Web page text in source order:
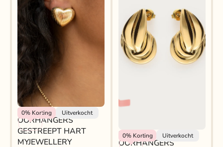
0% Korting Uitverkocht
Rokjeklokje
OORHANGERS
GESTREEPT HART
MYJEWELLERY
0%Korting Uitverkocht
My Jewellery
OORHANGERS